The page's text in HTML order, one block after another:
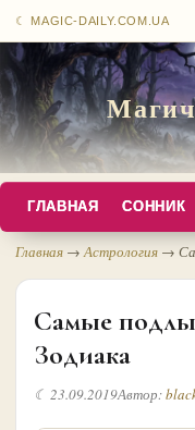
☾ MAGIC-DAILY.COM.UA
ГЛАВНАЯ СОННИК
Главная → Астрология →
Самые
Зодиака
☾ 23.09.2019Автор: